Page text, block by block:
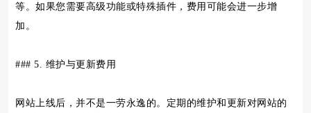
等。如果您需要高级功能或特殊插件，费用可能会进一步增
加。
### 5. 维护与更新费用
网站上线后，并不是一劳永逸的。定期的维护和更新对网站的